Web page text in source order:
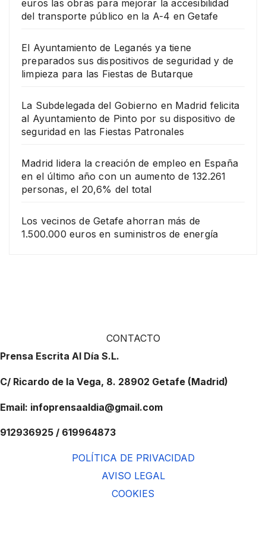
euros las obras para mejorar la accesibilidad
del transporte público en la A-4 en Getafe
El Ayuntamiento de Leganés ya tiene
preparados sus dispositivos de seguridad y de
limpieza para las Fiestas de Butarque
La Subdelegada del Gobierno en Madrid felicita
al Ayuntamiento de Pinto por su dispositivo de
seguridad en las Fiestas Patronales
Madrid lidera la creación de empleo en España
en el último año con un aumento de 132.261
personas, el 20,6% del total
Los vecinos de Getafe ahorran más de
1.500.000 euros en suministros de energía
CONTACTO
Prensa Escrita Al Día S.L.
C/ Ricardo de la Vega, 8. 28902 Getafe (Madrid)
Email: infoprensaaldia@gmail.com
912936925 / 619964873
POLÍTICA DE PRIVACIDAD
AVISO LEGAL
COOKIES